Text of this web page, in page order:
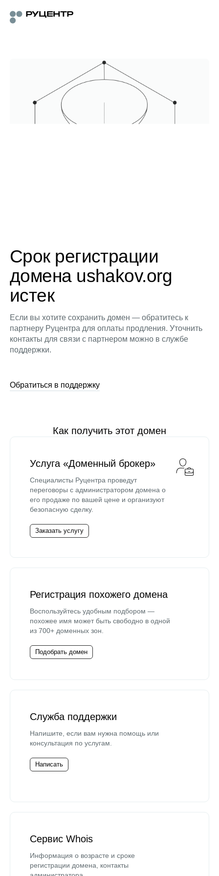
Срок регистрации
домена ushakov.org
истек
Если вы хотите сохранить домен — обратитесь к
партнеру Руцентра для оплаты продления. Уточнить
контакты для связи с партнером можно в службе
поддержки.
Обратиться в поддержку
Как получить этот домен
Услуга «Доменный брокер»
Специалисты Руцентра проведут
переговоры с администратором домена о
его продаже по вашей цене и организуют
безопасную сделку.
Заказать услугу
Регистрация похожего домена
Воспользуйтесь удобным подбором —
похожее имя может быть свободно в одной
из 700+ доменных зон.
Подобрать домен
Служба поддержки
Напишите, если вам нужна помощь или
консультация по услугам.
Написать
Сервис Whois
Информация о возрасте и сроке
регистрации домена, контакты